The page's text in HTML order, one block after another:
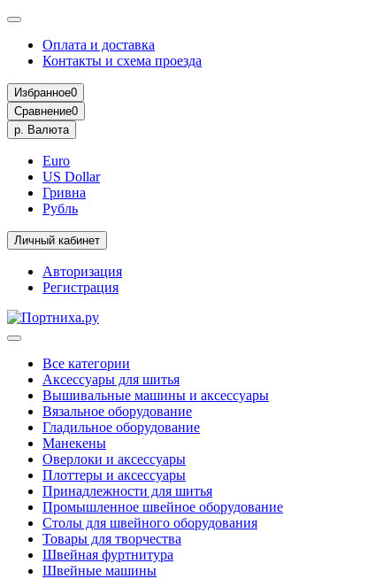
Оплата и доставка
Контакты и схема проезда
Избранное0
Сравнение0
р. Валюта
Euro
US Dollar
Гривна
Рубль
Личный кабинет
Авторизация
Регистрация
Все категории
Аксессуары для шитья
Вышивальные машины и аксессуары
Вязальное оборудование
Гладильное оборудование
Манекены
Оверлоки и аксессуары
Плоттеры и аксессуары
Принадлежности для шитья
Промышленное швейное оборудование
Столы для швейного оборудования
Товары для творчества
Швейная фуртнитура
Швейные машины